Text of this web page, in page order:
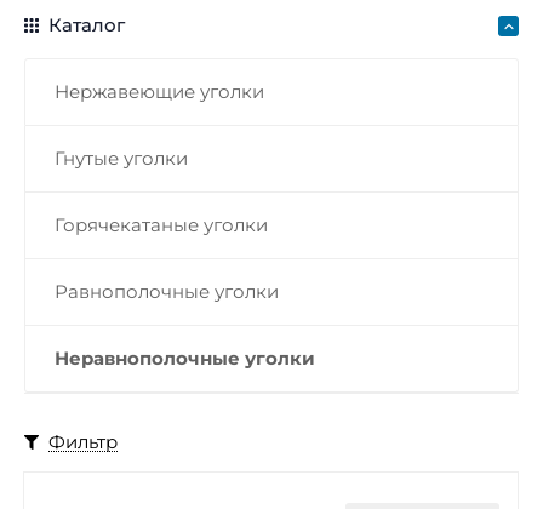
Каталог
Нержавеющие уголки
Гнутые уголки
Горячекатаные уголки
Равнополочные уголки
Неравнополочные уголки
Фильтр